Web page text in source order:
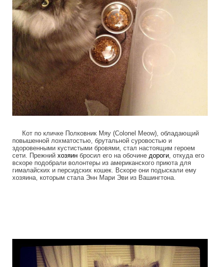
Кот по кличке Полковник Мяу (Colonel Meow), обладающий
повышенной лохматостью, брутальной суровостью и
здоровенными кустистыми бровями, стал настоящим героем
сети. Прежний хозяин бросил его на обочине дороги , откуда его
вскоре подобрали волонтеры из американского приюта для
гималайских и персидских кошек. Вскоре они подыскали ему
хозяина, которым стала Энн Мари Эви из Вашингтона.